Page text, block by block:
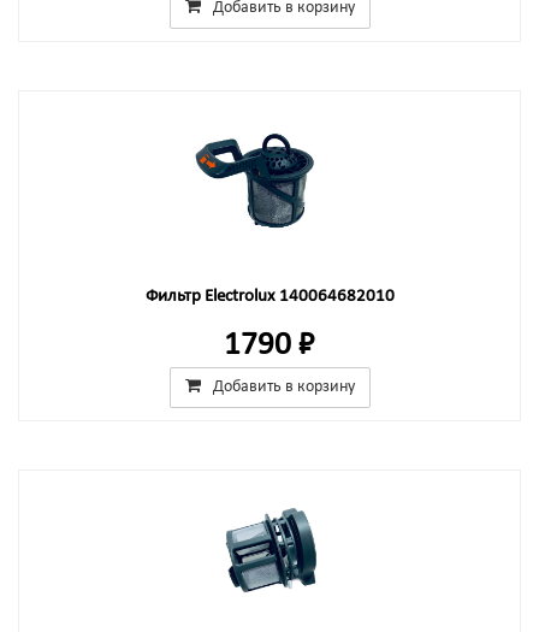
Добавить в корзину
Фильтр Electrolux 140064682010
1790 ₽
Добавить в корзину